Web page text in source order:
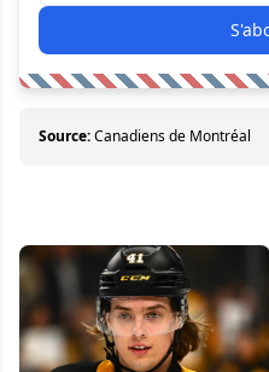
Source:Canadiens de Montréal